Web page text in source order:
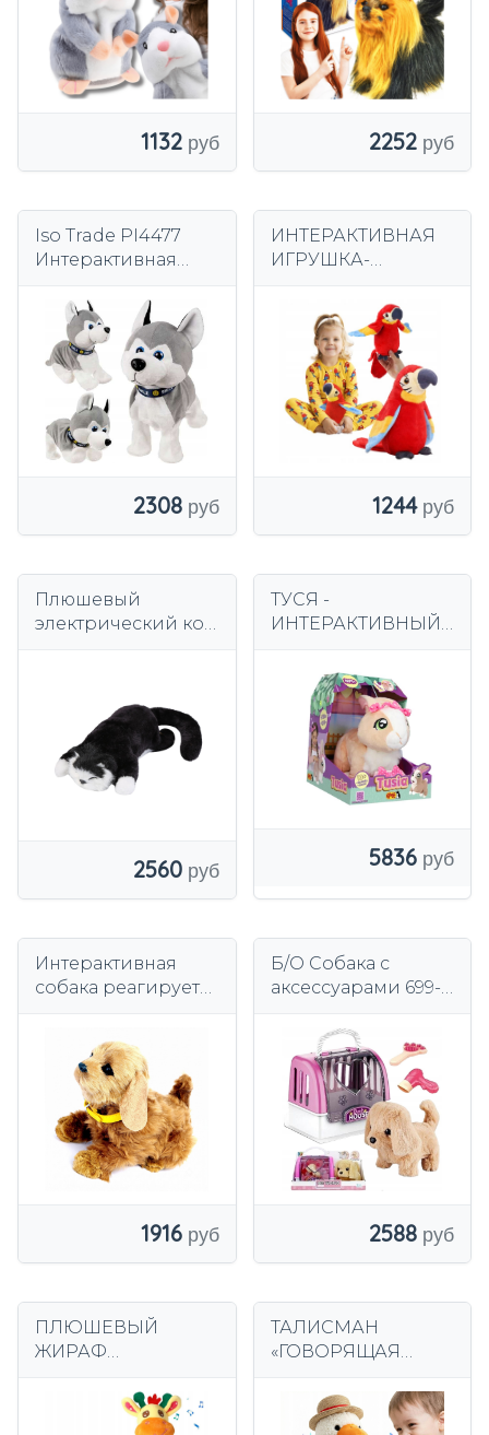
1132 2252
Iso Trade PI4477
Интерактивная
2308
ИНТЕРАКТИВНАЯ
ИГРУШКА-
ПОПУГАЙ,
ГОВОРЯЩИЙ,
ТАНЦУЮЩИЙ
ТАЛИСМАН,
ПОВТОРЯЮЩИЙ
АРА
1244
Плюшевый
электрический кот,
2560
ТУСЯ -
ИНТЕРАКТИВНЫЙ
ДЛЯ ВОЛОС
5836
Интерактивная
собака реагирует
виляет хвостом для
детей
1916
Б/О Собака с
аксессуарами 699-
2588
ПЛЮШЕВЫЙ
ЖИРАФ
ПОЮЩИЙ
ТАНЦУЮЩИЙ
ТАЛИСМАН
«ГОВОРЯЩАЯ
СЛОВА, ДВИЖЕТСЯ
ИНТЕРАКТИВНАЯ